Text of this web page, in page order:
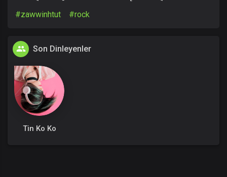
#zawwinhtut #rock
Son Dinleyenler
Tin Ko Ko